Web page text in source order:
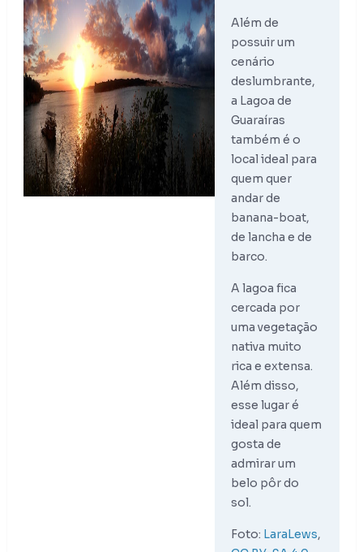
Além de
possuir um
cenário
deslumbrante,
a Lagoa de
Guaraíras
também é o
local ideal para
quem quer
andar de
banana-boat,
de lancha e de
barco.
A lagoa fica
cercada por
uma vegetação
nativa muito
rica e extensa.
Além disso,
esse lugar é
ideal para quem
gosta de
admirar um
belo pôr do
sol.
Foto: LaraLews,